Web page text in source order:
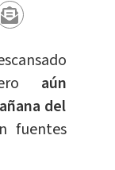
aún
del
fuentes